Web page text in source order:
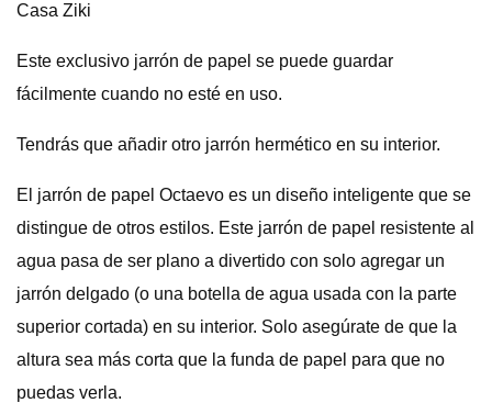
Casa Ziki
Este exclusivo jarrón de papel se puede guardar
fácilmente cuando no esté en uso.
Tendrás que añadir otro jarrón hermético en su interior.
El jarrón de papel Octaevo es un diseño inteligente que se
distingue de otros estilos. Este jarrón de papel resistente al
agua pasa de ser plano a divertido con solo agregar un
jarrón delgado (o una botella de agua usada con la parte
superior cortada) en su interior. Solo asegúrate de que la
altura sea más corta que la funda de papel para que no
puedas verla.